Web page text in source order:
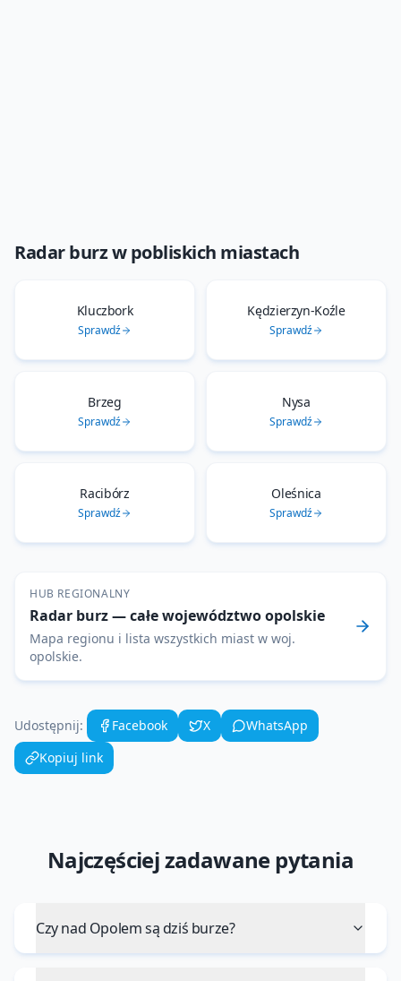
Radar burzw pobliskich miastach
Kluczbork
Sprawdź
Kędzierzyn-Koźle
Sprawdź
Brzeg
Sprawdź
Nysa
Sprawdź
Racibórz
Sprawdź
Oleśnica
Sprawdź
HUB REGIONALNY
Radar burz— całe województwoopolskie
Mapa regionu i lista wszystkich miast w woj.
opolskie.
Udostępnij: Facebook X
WhatsApp
Kopiuj link
Najczęściej zadawane pytania
Czy nad Opolem są dziś burze?